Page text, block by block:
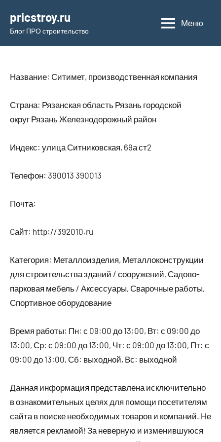
содержимому
pricstroy.ru
Блог ПРО строительство
Меню
Название: Ситимет, производственная компания
Страна: Рязанская область Рязань городской
округ Рязань Железнодорожный район
Индекс: улица Ситниковская, 69а ст2
Телефон: 390013 390013
Почта:
Cайт: http://392010.ru
Категория: Металлоизделия, Металлоконструкции
для строительства зданий / сооружений, Садово-
парковая мебель / Аксессуары, Сварочные работы,
Спортивное оборудование
Время работы: Пн: с 09:00 до 13:00, Вт: с 09:00 до
13:00, Ср: с 09:00 до 13:00, Чт: с 09:00 до 13:00, Пт: с
09:00 до 13:00, Сб: выходной, Вс: выходной
Данная информация представлена исключительно
в ознакомительных целях для помощи посетителям
сайта в поиске необходимых товаров и компаний. Не
является рекламой! За неверную и изменившуюся